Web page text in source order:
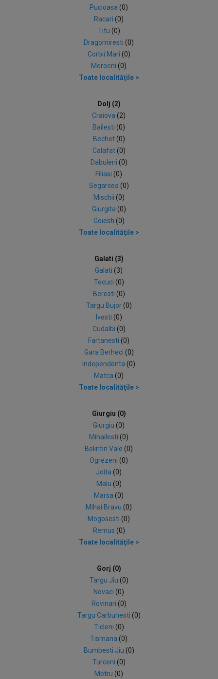
Pucioasa (0)
Racari (0)
Titu (0)
Dragomiresti (0)
Corbii Mari (0)
Moroeni (0)
Toate localităţile >
Dolj (2)
Craiova (2)
Bailesti (0)
Bechet (0)
Calafat (0)
Dabuleni (0)
Filiasi (0)
Segarcea (0)
Mischii (0)
Giurgita (0)
Goiesti (0)
Toate localităţile >
Galati (3)
Galati (3)
Tecuci (0)
Beresti (0)
Targu Bujor (0)
Ivesti (0)
Cudalbi (0)
Fartanesti (0)
Gara Berheci (0)
Independenta (0)
Matca (0)
Toate localităţile >
Giurgiu (0)
Giurgiu (0)
Mihailesti (0)
Bolintin Vale (0)
Ogrezeni (0)
Joita (0)
Malu (0)
Marsa (0)
Mihai Bravu (0)
Mogosesti (0)
Remus (0)
Toate localităţile >
Gorj (0)
Targu Jiu (0)
Novaci (0)
Rovinari (0)
Targu Carbunesti (0)
Ticleni (0)
Tismana (0)
Bumbesti Jiu (0)
Turceni (0)
Motru (0)